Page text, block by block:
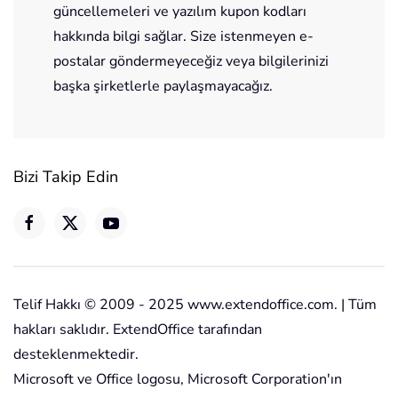
güncellemeleri ve yazılım kupon kodları
hakkında bilgi sağlar. Size istenmeyen e-
postalar göndermeyeceğiz veya bilgilerinizi
başka şirketlerle paylaşmayacağız.
Bizi Takip Edin
Telif Hakkı © 2009 - 2025 www.extendoffice.com. | Tüm
hakları saklıdır. ExtendOffice tarafından
desteklenmektedir.
Microsoft ve Office logosu, Microsoft Corporation'ın